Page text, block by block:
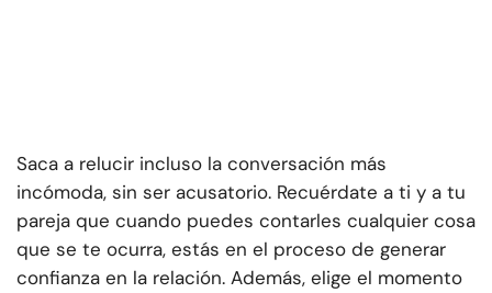
Saca a relucir incluso la conversación más
incómoda, sin ser acusatorio. Recuérdate a ti y a tu
pareja que cuando puedes contarles cualquier cosa
que se te ocurra, estás en el proceso de generar
confianza en la relación. Además, elige el momento